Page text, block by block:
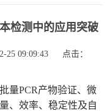
检测中的应用突破
25 09:09:43 点击：
量PCR产物验证、微
、效率、稳定性及自